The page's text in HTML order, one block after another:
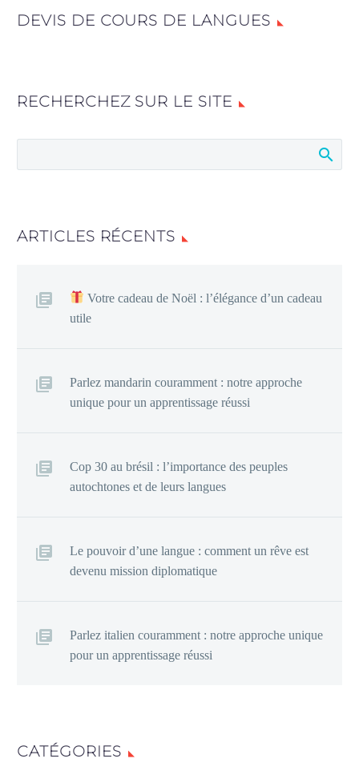
DEVIS DE COURS DE LANGUES
RECHERCHEZ SUR LE SITE
ARTICLES RÉCENTS
Votre cadeau de Noël : l’élégance d’un cadeau
utile
Parlez mandarin couramment : notre approche
unique pour un apprentissage réussi
Cop 30 au brésil : l’importance des peuples
autochtones et de leurs langues
Le pouvoir d’une langue : comment un rêve est
devenu mission diplomatique
Parlez italien couramment : notre approche unique
pour un apprentissage réussi
CATÉGORIES